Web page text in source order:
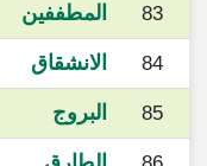
83 المطففين
84 الانشقاق
85 البروج